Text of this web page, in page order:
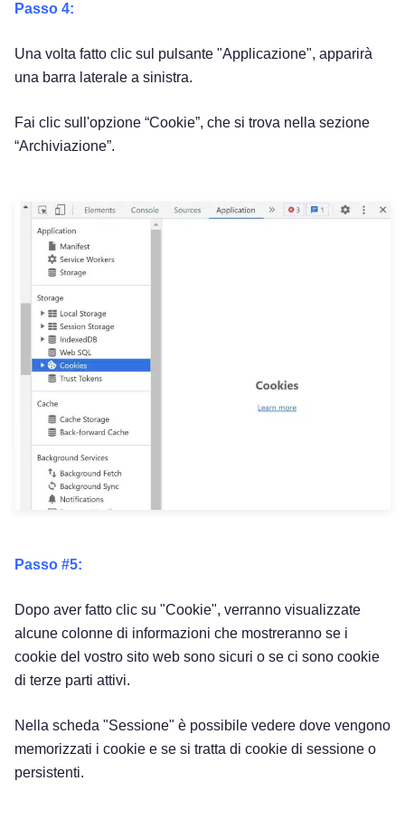
Passo 4:
Una volta fatto clic sul pulsante "Applicazione", apparirà
una barra laterale a sinistra.
Fai clic sull'opzione “Cookie”, che si trova nella sezione
“Archiviazione”.
Passo #5:
Dopo aver fatto clic su "Cookie", verranno visualizzate
alcune colonne di informazioni che mostreranno se i
cookie del vostro sito web sono sicuri o se ci sono cookie
di terze parti attivi.
Nella scheda "Sessione" è possibile vedere dove vengono
memorizzati i cookie e se si tratta di cookie di sessione o
persistenti.